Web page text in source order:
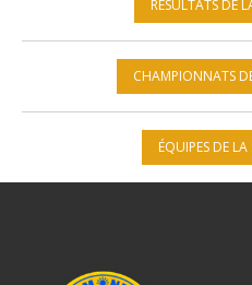
RÉSULTATS DE
CHAMPIONNATS
ÉQUIPES DE